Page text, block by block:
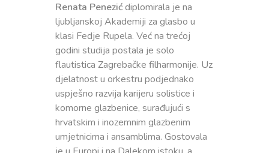
Procedura praćenja i naplate prihoda i primitaka
Ispričnica
Renata Penezićdiplomirala je na
ljubljanskoj Akademiji za glasbo u
klasi Fedje Rupela. Već na trećoj
godini studija postala je solo
flautistica Zagrebačke filharmonije. Uz
djelatnost u orkestru podjednako
uspješno razvija karijeru solistice i
komorne glazbenice, surađujući s
hrvatskim i inozemnim glazbenim
umjetnicima i ansamblima. Gostovala